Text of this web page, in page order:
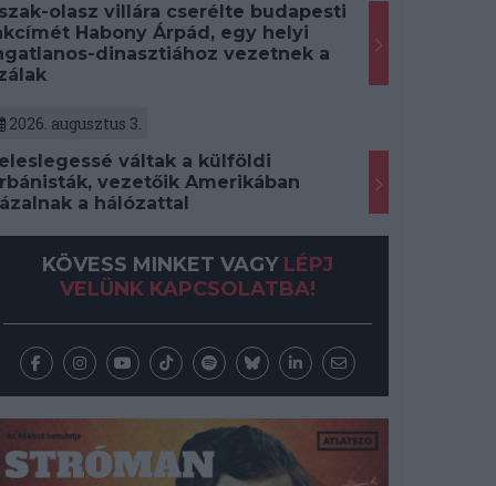
olasz villára cserélte budapesti
Habony Árpád, egy helyi
dinasztiához vezetnek a
2026. augusztus 3.
váltak a külföldi
vezetőik Amerikában
a hálózattal
KÖVESS MINKET VAGY LÉPJ
VELÜNK KAPCSOLATBA!